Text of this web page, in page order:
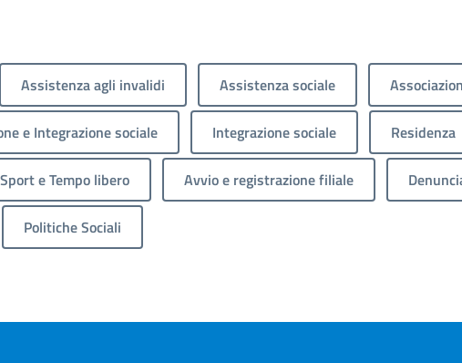
Assistenza agli invalidi Assistenza sociale
e Integrazione sociale Integrazione sociale Residenza
Sport e Tempo libero Avvio e registrazione filiale
Politiche Sociali